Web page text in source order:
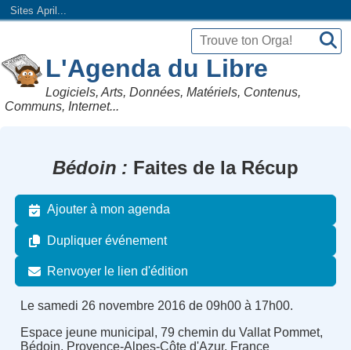
Sites April...
L'Agenda du Libre
Logiciels, Arts, Données, Matériels, Contenus,
Communs, Internet...
Bédoin Faites de la Récup
Ajouter à mon agenda
Dupliquer événement
Renvoyer le lien d'édition
Le samedi 26 novembre 2016 de 09h00 à 17h00.
Espace jeune municipal, 79 chemin du Vallat Pommet,
Bédoin, Provence-Alpes-Côte d'Azur, France